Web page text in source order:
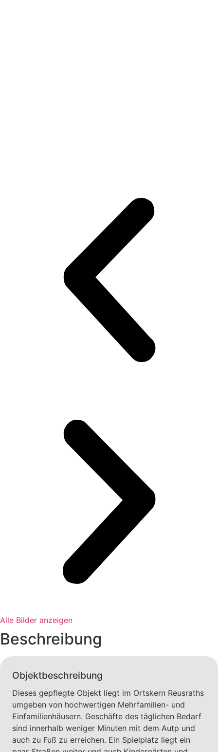
Alle Bilder anzeigen
Beschreibung
Objektbeschreibung
Dieses gepflegte Objekt liegt im Ortskern Reusraths
umgeben von hochwertigen Mehrfamilien- und
Einfamilienhäusern. Geschäfte des täglichen Bedarf
sind innerhalb weniger Minuten mit dem Autp und
auch zu Fuß zu erreichen. Ein Spielplatz liegt ein